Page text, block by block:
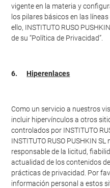
vigente en la materia y
los pilares básicos en las
ello, INSTITUTO RUSO
de su “Política de Privacidad”.
6.Hiperenlaces
Como un servicio a nuestros
incluir hipervínculos a otros
controlados por INSTITUTO
INSTITUTO RUSO PUSHKIN
responsable de la licitud,
actualidad de los contenidos
prácticas de privacidad. Por
información personal a estos